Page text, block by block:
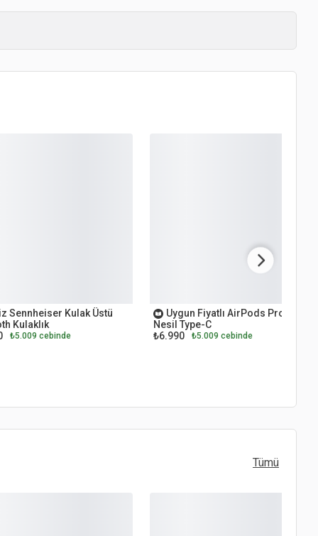
Sennheiser Kulak Üstü
Kulaklık
₺5.009 cebinde
Uygun Fiyatlı AirPods Pro 2.
Nesil Type-C
₺6.990
₺5.009 cebinde
Tümü